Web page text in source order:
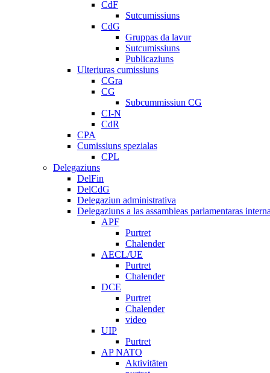
CdF
Sutcumissiuns
CdG
Gruppas da lavur
Sutcumissiuns
Publicaziuns
Ulteriuras cumissiuns
CGra
CG
Subcummissiun CG
CI-N
CdR
CPA
Cumissiuns spezialas
CPL
Delegaziuns
DelFin
DelCdG
Delegaziun administrativa
Delegaziuns a las assambleas parlamentaras
APF
Purtret
Chalender
AECL/UE
Purtret
Chalender
DCE
Purtret
Chalender
video
UIP
Purtret
AP NATO
Aktivitäten